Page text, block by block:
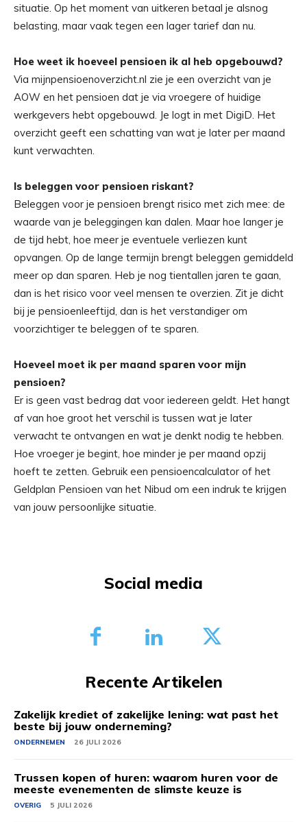
situatie. Op het moment van uitkeren betaal je alsnog
belasting, maar vaak tegen een lager tarief dan nu.
Hoe weet ik hoeveel pensioen ik al heb opgebouwd?
Via mijnpensioenoverzicht.nl zie je een overzicht van je
AOW en het pensioen dat je via vroegere of huidige
werkgevers hebt opgebouwd. Je logt in met DigiD. Het
overzicht geeft een schatting van wat je later per maand
kunt verwachten.
Is beleggen voor pensioen riskant?
Beleggen voor je pensioen brengt risico met zich mee: de
waarde van je beleggingen kan dalen. Maar hoe langer je
de tijd hebt, hoe meer je eventuele verliezen kunt
opvangen. Op de lange termijn brengt beleggen gemiddeld
meer op dan sparen. Heb je nog tientallen jaren te gaan,
dan is het risico voor veel mensen te overzien. Zit je dicht
bij je pensioenleeftijd, dan is het verstandiger om
voorzichtiger te beleggen of te sparen.
Hoeveel moet ik per maand sparen voor mijn
pensioen?
Er is geen vast bedrag dat voor iedereen geldt. Het hangt
af van hoe groot het verschil is tussen wat je later
verwacht te ontvangen en wat je denkt nodig te hebben.
Hoe vroeger je begint, hoe minder je per maand opzij
hoeft te zetten. Gebruik een pensioencalculator of het
Geldplan Pensioen van het Nibud om een indruk te krijgen
van jouw persoonlijke situatie.
Social media
Recente Artikelen
Zakelijk krediet of zakelijke lening: wat past het
beste bij jouw onderneming?
ONDERNEMEN 26 JULI 2026
Trussen kopen of huren: waarom huren voor de
meeste evenementen de slimste keuze is
OVERIG 5 JULI 2026